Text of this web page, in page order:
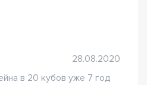
28.08.2020
в 20 кубов уже 7 год